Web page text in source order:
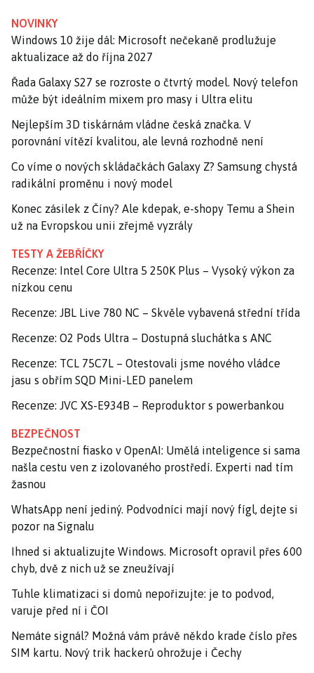
NOVINKY
Windows 10 žije dál: Microsoft nečekaně prodlužuje
aktualizace až do října 2027
Řada Galaxy S27 se rozroste o čtvrtý model. Nový telefon
může být ideálním mixem pro masy i Ultra elitu
Nejlepším 3D tiskárnám vládne česká značka. V
porovnání vítězí kvalitou, ale levná rozhodně není
Co víme o nových skládačkách Galaxy Z? Samsung chystá
radikální proměnu i nový model
Konec zásilek z Číny? Ale kdepak, e-shopy Temu a Shein
už na Evropskou unii zřejmě vyzrály
TESTY A ŽEBŘÍČKY
Recenze: Intel Core Ultra 5 250K Plus – Vysoký výkon za
nízkou cenu
Recenze: JBL Live 780 NC – Skvěle vybavená střední třída
Recenze: O2 Pods Ultra – Dostupná sluchátka s ANC
Recenze: TCL 75C7L – Otestovali jsme nového vládce
jasu s obřím SQD Mini-LED panelem
Recenze: JVC XS-E934B – Reproduktor s powerbankou
BEZPEČNOST
Bezpečnostní fiasko v OpenAI: Umělá inteligence si sama
našla cestu ven z izolovaného prostředí. Experti nad tím
žasnou
WhatsApp není jediný. Podvodníci mají nový fígl, dejte si
pozor na Signalu
Ihned si aktualizujte Windows. Microsoft opravil přes 600
chyb, dvě z nich už se zneužívají
Tuhle klimatizaci si domů nepořizujte: je to podvod,
varuje před ní i ČOI
Nemáte signál? Možná vám právě někdo krade číslo přes
SIM kartu. Nový trik hackerů ohrožuje i Čechy